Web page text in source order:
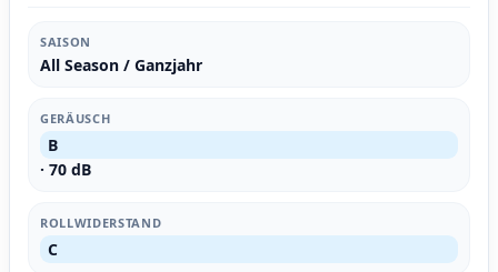
SAISON
All Season / Ganzjahr
GERÄUSCH
B
· 70 dB
ROLLWIDERSTAND
C